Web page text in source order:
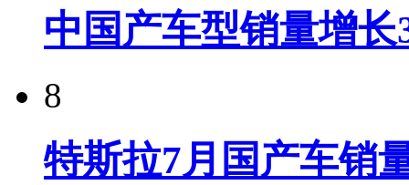
中国产车型销量增长
8
特斯拉7月国产车销